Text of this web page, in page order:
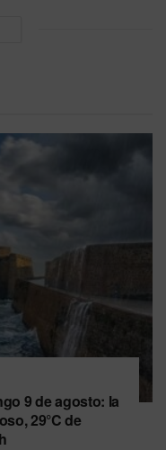
9 de agosto: la
29°C de